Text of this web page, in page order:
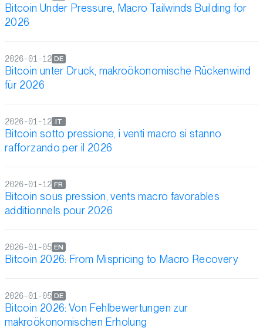
Bitcoin Under Pressure, Macro Tailwinds Building for
2026
Bitcoin unter Druck, makroökonomische Rückenwind
für 2026
DE
2026-01-12
Bitcoin sotto pressione, i venti macro si stanno
rafforzando per il 2026
IT
2026-01-12
Bitcoin sous pression, vents macro favorables
additionnels pour 2026
FR
2026-01-12
Bitcoin 2026: From Mispricing to Macro Recovery
EN
2026-01-05
Bitcoin 2026: Von Fehlbewertungen zur
makroökonomischen Erholung
DE
2026-01-05